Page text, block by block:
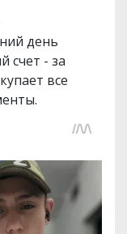
день
счет - за
все